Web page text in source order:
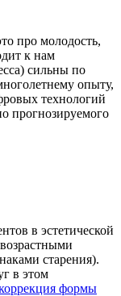
про молодость,
к нам
сильны по
опыту,
технологий
прогнозируемого
в эстетической
старения).
в этом
формы